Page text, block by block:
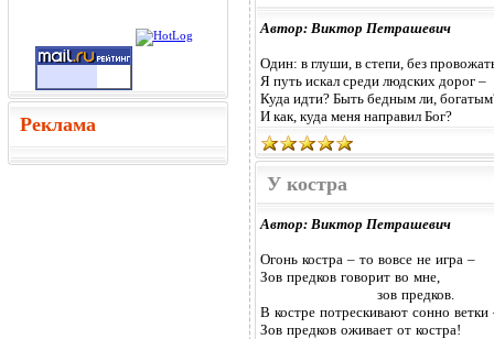
Реклама
Автор: Виктор Петрашевич
Один: в глуши, в степи, без
Я путь искал среди людских дорог –
Куда идти? Быть бедным ли,
И как, куда меня направил Бог?
У костра
Автор: Виктор Петрашевич
Огонь костра – то вовсе не игра –
Зов предков говорит во мне,
зов предков.
В костре потрескивают сонно ветки
Зов предков оживает от костра!